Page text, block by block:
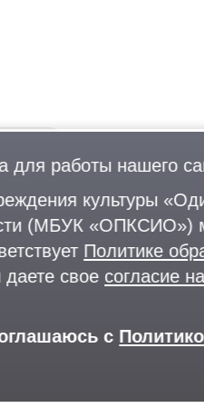
для работы нашего
культуры
(МБУК «ОПКСИО»)
Политике
свое согласие
с